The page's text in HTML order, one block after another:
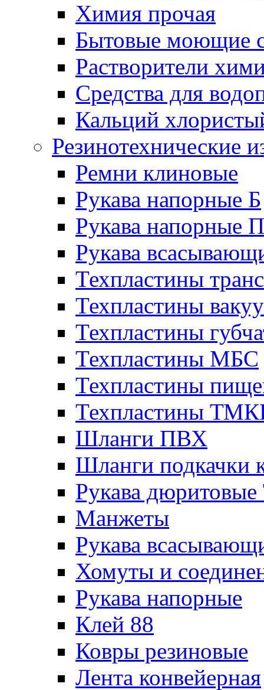
Химия прочая
Бытовые моющие
Растворители
Средства для
Кальций
Резинотехнические
Ремни клиновые
Рукава напорные Б
Рукава напорные П
Рукава
Техпластины
Техпластины
Техпластины
Техпластины МБС
Техпластины
Техпластины
Шланги ПВХ
Шланги подкачки
Рукава
Манжеты
Рукава
Хомуты и
Рукава напорные
Клей 88
Ковры резиновые
Лента конвейерная